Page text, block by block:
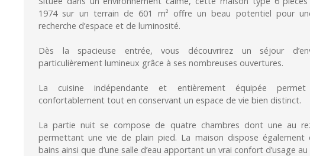
1974 sur un terrain de 601 m² offre un beau potentiel pour
recherche d’espace et de luminosité.
Dès la spacieuse entrée, vous découvrirez un séjour
particulièrement lumineux grâce à ses nombreuses ouvertures.
La cuisine indépendante et entièrement équipée
confortablement tout en conservant un espace de vie bien distinct.
La partie nuit se compose de quatre chambres dont une au
permettant une vie de plain pied. La maison dispose également
bains ainsi que d’une salle d’eau apportant un vrai confort d’usage